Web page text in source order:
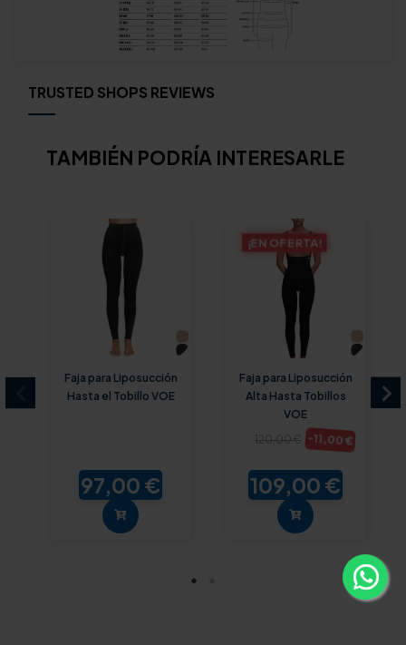
TRUSTED SHOPS REVIEWS
TAMBIÉN PODRÍA INTERESARLE
Faja para Liposucción
Hasta el Tobillo VOE
97,00 €
¡EN OFERTA!
Faja para Liposucción
Alta Hasta Tobillos
VOE
120,00 € -11,00 €
109,00 €